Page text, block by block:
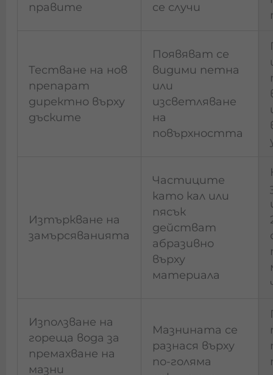
правите се случи
Тестване на нов
препарат
директно върху
дъските
Появяват се
видими петна
или
изсветляване
на
повърхността
Изтъркване на
замърсяванията
Частиците
като кал или
пясък
действат
абразивно
върху
материала
Използване на
гореща вода за
премахване на
мазни
Мазнината се
разнася върху
по-голяма